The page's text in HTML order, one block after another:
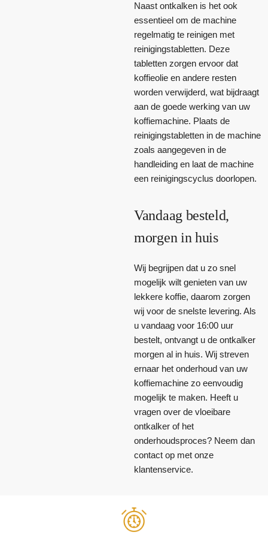
Naast ontkalken is het ook
essentieel om de machine
regelmatig te reinigen met
reinigingstabletten. Deze
tabletten zorgen ervoor dat
koffieolie en andere resten
worden verwijderd, wat bijdraagt
aan de goede werking van uw
koffiemachine. Plaats de
reinigingstabletten in de machine
zoals aangegeven in de
handleiding en laat de machine
een reinigingscyclus doorlopen.
Vandaag besteld,
morgen in huis
Wij begrijpen dat u zo snel
mogelijk wilt genieten van uw
lekkere koffie, daarom zorgen
wij voor de snelste levering. Als
u vandaag voor 16:00 uur
bestelt, ontvangt u de ontkalker
morgen al in huis. Wij streven
ernaar het onderhoud van uw
koffiemachine zo eenvoudig
mogelijk te maken. Heeft u
vragen over de vloeibare
ontkalker of het
onderhoudsproces? Neem dan
contact op met onze
klantenservice.